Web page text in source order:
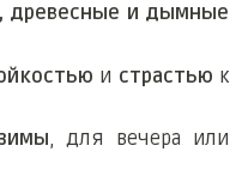
древесные и дымные
и страстью к
, для вечера или